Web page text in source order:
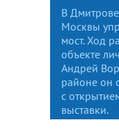
В
Москвы
мост. Ход
объекте
Андрей
районе он
с
выставки.